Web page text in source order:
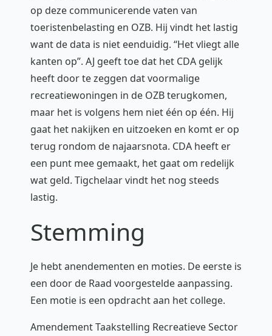
op deze communicerende vaten van
toeristenbelasting en OZB. Hij vindt het lastig
want de data is niet eenduidig. “Het vliegt alle
kanten op”. AJ geeft toe dat het CDA gelijk
heeft door te zeggen dat voormalige
recreatiewoningen in de OZB terugkomen,
maar het is volgens hem niet één op één. Hij
gaat het nakijken en uitzoeken en komt er op
terug rondom de najaarsnota. CDA heeft er
een punt mee gemaakt, het gaat om redelijk
wat geld. Tigchelaar vindt het nog steeds
lastig.
Stemming
Je hebt anendementen en moties. De eerste is
een door de Raad voorgestelde aanpassing.
Een motie is een opdracht aan het college.
Amendement Taakstelling Recreatieve Sector